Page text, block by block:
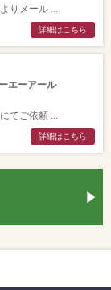
りメール ...
詳細はこちら
エーアール
てご依頼 ...
詳細はこちら